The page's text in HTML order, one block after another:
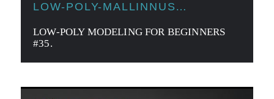
LOW-POLY-MALLINNUS
LOW-POLY MODELING FOR BEGINNERS
#35.